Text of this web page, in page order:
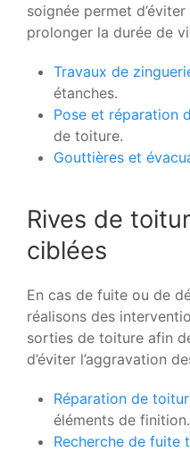
soignée permet
prolonger la durée de
Travaux de
étanches.
Pose et réparation
de toiture.
Gouttières et
Rives de
ciblées
En cas de fuite ou de
réalisons des
sorties de toiture afin
d’éviter l’aggravation
Réparation de
éléments de finition.
Recherche de fuite